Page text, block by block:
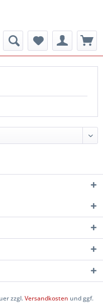
zzgl.Versandkosten und ggf.